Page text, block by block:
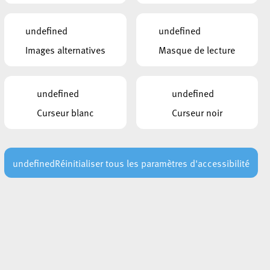
undefined
Images alternatives
undefined
Masque de lecture
undefined
Curseur blanc
undefined
Curseur noir
undefinedRéinitialiser tous les paramètres d'accessibilité